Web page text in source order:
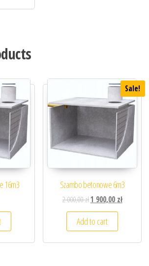
16m3
Sale!
Szambo betonowe 6m3
2 000,00zł1 900,00 zł
Add to cart